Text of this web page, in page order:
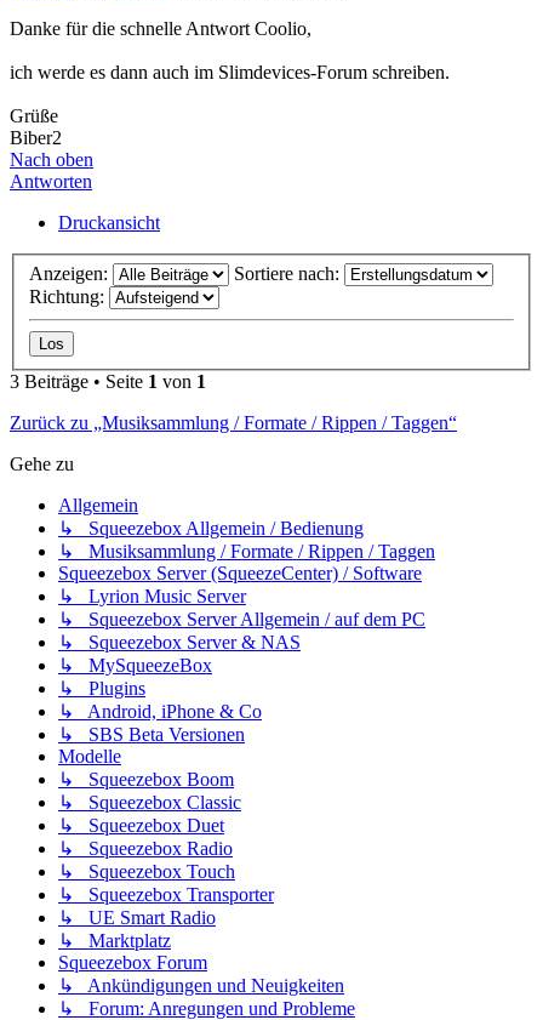
Danke für die schnelle Antwort Coolio,
ich werde es dann auch im Slimdevices-Forum schreiben.
Grüße
Biber2
Nach oben
Antworten
Druckansicht
Anzeigen:
Sortiere nach:
Richtung:
3 Beiträge • Seite 1 von 1
Zurück zu „Musiksammlung / Formate / Rippen / Taggen“
Gehe zu
Allgemein
↳ Squeezebox Allgemein / Bedienung
↳ Musiksammlung / Formate / Rippen / Taggen
Squeezebox Server (SqueezeCenter) / Software
↳ Lyrion Music Server
↳ Squeezebox Server Allgemein / auf dem PC
↳ Squeezebox Server & NAS
↳ MySqueezeBox
↳ Plugins
↳ Android, iPhone & Co
↳ SBS Beta Versionen
Modelle
↳ Squeezebox Boom
↳ Squeezebox Classic
↳ Squeezebox Duet
↳ Squeezebox Radio
↳ Squeezebox Touch
↳ Squeezebox Transporter
↳ UE Smart Radio
↳ Marktplatz
Squeezebox Forum
↳ Ankündigungen und Neuigkeiten
↳ Forum: Anregungen und Probleme